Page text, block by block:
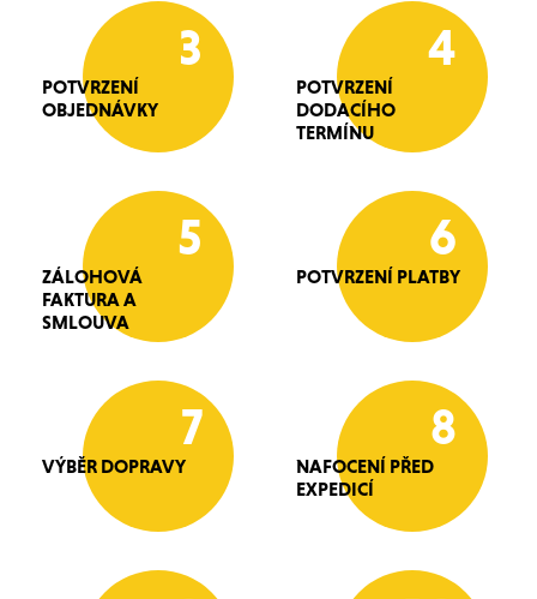
3
POTVRZENÍ
OBJEDNÁVKY
4
POTVRZENÍ
DODACÍHO
TERMÍNU
5
ZÁLOHOVÁ
FAKTURA A
SMLOUVA
6
POTVRZENÍ PLATBY
7
VÝBĚR DOPRAVY
8
NAFOCENÍ PŘED
EXPEDICÍ